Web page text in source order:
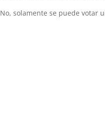
No, solamente se puede votar